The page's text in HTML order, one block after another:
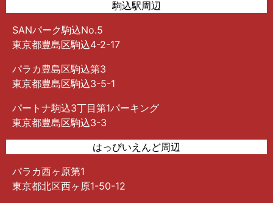
駒込駅周辺
SANパーク駒込No.5
東京都豊島区駒込4-2-17
パラカ豊島区駒込第3
東京都豊島区駒込3-5-1
パートナ駒込3丁目第1パーキング
東京都豊島区駒込3-3
はっぴいえんど周辺
パラカ西ヶ原第1
東京都北区西ヶ原1-50-12